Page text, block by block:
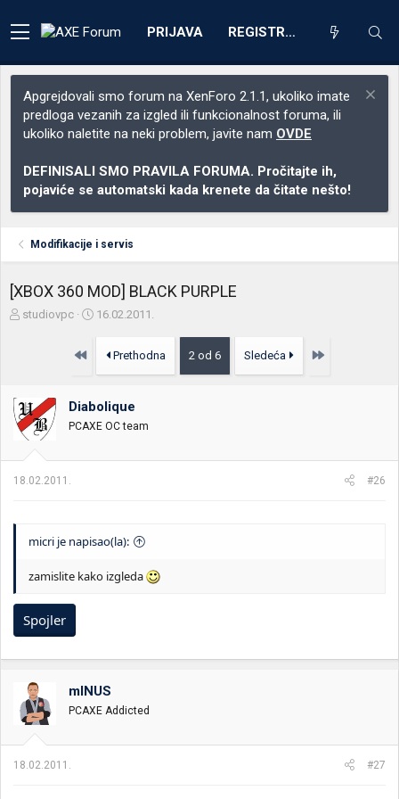
PRIJAVA REGISTRACIJA
Apgrejdovali smo forum na XenForo 2.1.1, ukoliko imate
predloga vezanih za izgled ili funkcionalnost foruma, ili
ukoliko naletite na neki problem, javite nam OVDE
DEFINISALI SMO PRAVILA FORUMA. Pročitajte ih,
pojaviće se automatski kada krenete da čitate nešto!
Modifikacije i servis
[XBOX 360 MOD] BLACK PURPLE
Z
i
k
e
m
studiovpc
D
m
o
k
e
a
16.02.2011.
Prvo Prethodna 2 od 6 Sledeća Poslednja
Diabolique
PCAXE OC team
18.02.2011. #26
micri je napisao(la):
zamislite kako izgleda
Spojler
mINUS
PCAXE Addicted
18.02.2011. #27